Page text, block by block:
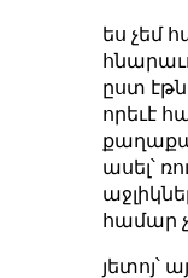
ես չեմ
ըստ
որեւէ
ասել՝
համար
յետոյ՝